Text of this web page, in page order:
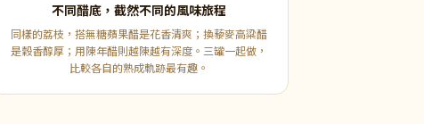
不同醋底，截然不同的風味旅程
同樣的荔枝，搭無糖蘋果醋是花香清爽；換藜麥高粱醋
是穀香醇厚；用陳年醋則越陳越有深度。三罐一起做，
比較各自的熟成軌跡最有趣。